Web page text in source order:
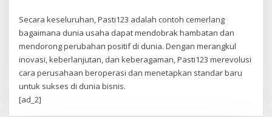
Secara keseluruhan, Pasti123 adalah contoh cemerlang
bagaimana dunia usaha dapat mendobrak hambatan dan
mendorong perubahan positif di dunia. Dengan merangkul
inovasi, keberlanjutan, dan keberagaman, Pasti123 merevolusi
cara perusahaan beroperasi dan menetapkan standar baru
untuk sukses di dunia bisnis.
[ad_2]